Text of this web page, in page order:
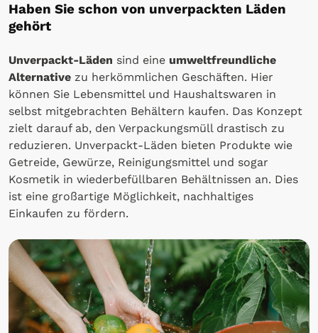
Haben Sie schon von unverpackten Läden
gehört
Unverpackt-Läden sind eine umweltfreundliche
Alternative zu herkömmlichen Geschäften. Hier
können Sie Lebensmittel und Haushaltswaren in
selbst mitgebrachten Behältern kaufen. Das Konzept
zielt darauf ab, den Verpackungsmüll drastisch zu
reduzieren. Unverpackt-Läden bieten Produkte wie
Getreide, Gewürze, Reinigungsmittel und sogar
Kosmetik in wiederbefüllbaren Behältnissen an. Dies
ist eine großartige Möglichkeit, nachhaltiges
Einkaufen zu fördern.